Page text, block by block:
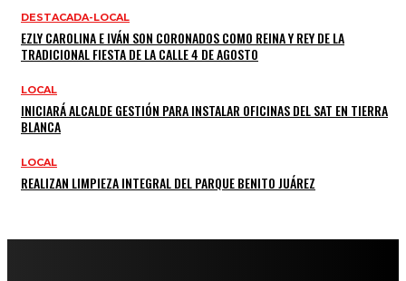
DESTACADA-LOCAL
EZLY CAROLINA E IVÁN SON CORONADOS COMO REINA Y REY DE LA
TRADICIONAL FIESTA DE LA CALLE 4 DE AGOSTO
LOCAL
INICIARÁ ALCALDE GESTIÓN PARA INSTALAR OFICINAS DEL SAT EN TIERRA
BLANCA
LOCAL
REALIZAN LIMPIEZA INTEGRAL DEL PARQUE BENITO JUÁREZ